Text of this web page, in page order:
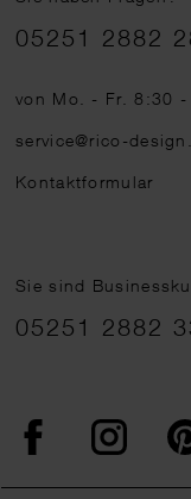
Telefonnummer
05251 2882
von Mo. - Fr. 8:30
service@rico-
Kontaktformular
Sie sind
05251 2882
Facebook